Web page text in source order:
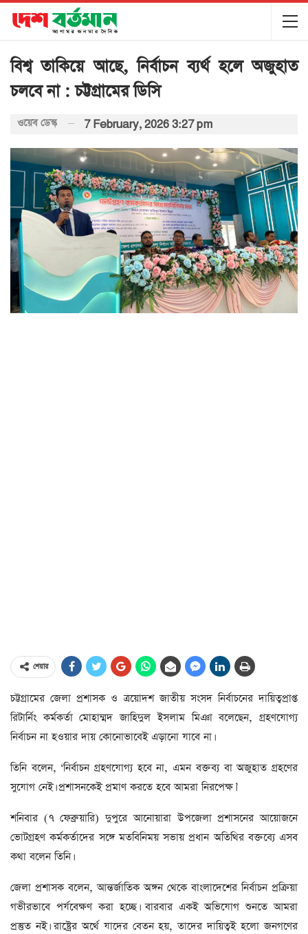
বিশ্ব তাকিয়ে আছে, নির্বাচন ব্যর্থ হলে অজুহাত
চলবে না : চট্টগ্রামের ডিসি
ওয়েব ডেস্ক 7 February, 2026 3:27 pm
শেয়ার
চট্টগ্রামের জেলা প্রশাসক ও ত্রয়োদশ জাতীয় সংসদ নির্বাচনের দায়িত্বপ্রাপ্ত
রিটার্নিং কর্মকর্তা মোহাম্মদ জাহিদুল ইসলাম মিঞা বলেছেন, গ্রহণযোগ্য
নির্বাচন না হওয়ার দায় কোনোভাবেই এড়ানো যাবে না।
তিনি বলেন, ‘নির্বাচন গ্রহণযোগ্য হবে না, এমন বক্তব্য বা অজুহাত গ্রহণের
সুযোগ নেই। প্রশাসনকেই প্রমাণ করতে হবে আমরা নিরপেক্ষ।’
শনিবার (৭ ফেব্রুয়ারি) দুপুরে আনোয়ারা উপজেলা প্রশাসনের আয়োজনে
ভোটগ্রহণ কর্মকর্তাদের সঙ্গে মতবিনিময় সভায় প্রধান অতিথির বক্তব্যে এসব
কথা বলেন তিনি।
জেলা প্রশাসক বলেন, আন্তর্জাতিক অঙ্গন থেকে বাংলাদেশের নির্বাচন প্রক্রিয়া
গভীরভাবে পর্যবেক্ষণ করা হচ্ছে। বারবার একই অভিযোগ শুনতে আমরা
প্রস্তুত নই। রাষ্ট্রের অর্থে যাদের বেতন হয়, তাদের দায়িত্বই হলো জনগণের